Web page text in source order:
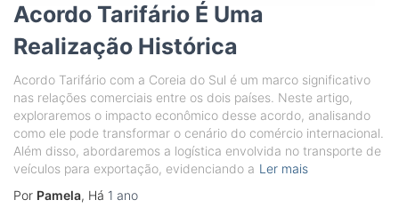
Acordo Tarifário É Uma
Realização Histórica
Acordo Tarifário com a Coreia do Sul é um marco significativo
nas relações comerciais entre os dois países. Neste artigo,
exploraremos o impacto econômico desse acordo, analisando
como ele pode transformar o cenário do comércio internacional.
Além disso, abordaremos a logística envolvida no transporte de
veículos para exportação, evidenciando a Ler mais
Por Pamela, Há 1 ano